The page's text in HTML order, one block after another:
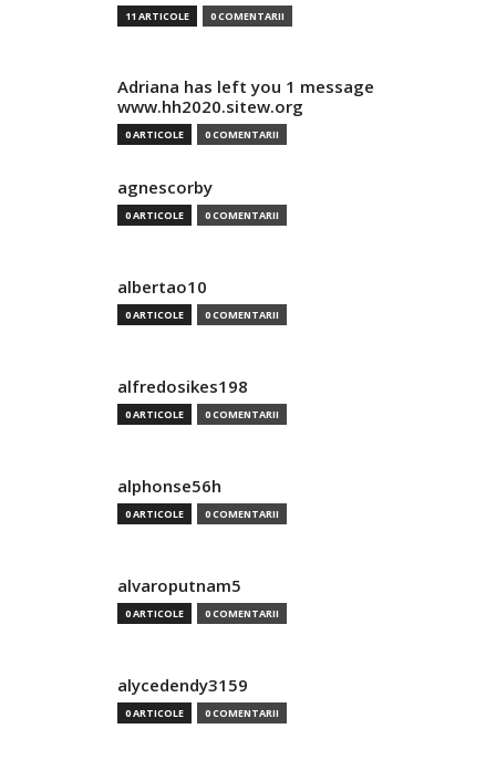
11 ARTICOLE 0 COMENTARII
Adriana has left you 1 message
www.hh2020.sitew.org
0 ARTICOLE 0 COMENTARII
agnescorby
0 ARTICOLE 0 COMENTARII
albertao10
0 ARTICOLE 0 COMENTARII
alfredosikes198
0 ARTICOLE 0 COMENTARII
alphonse56h
0 ARTICOLE 0 COMENTARII
alvaroputnam5
0 ARTICOLE 0 COMENTARII
alycedendy3159
0 ARTICOLE 0 COMENTARII